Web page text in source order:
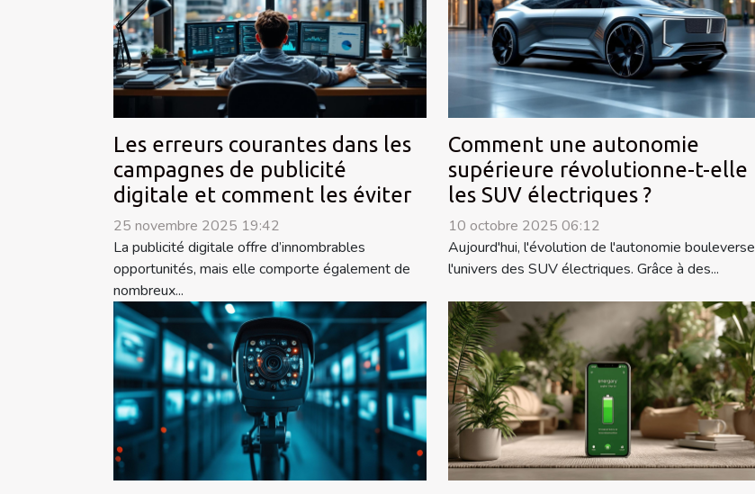
Les erreurs courantes dans les
campagnes de publicité
digitale et comment les éviter
25 novembre 2025 19:42
La publicité digitale offre d’innombrables
opportunités, mais elle comporte également de
nombreux...
Comment une autonomie
supérieure révolutionne-t-elle
les SUV électriques ?
10 octobre 2025 06:12
Aujourd'hui, l'évolution de l'autonomie bouleverse
l'univers des SUV électriques. Grâce à des...